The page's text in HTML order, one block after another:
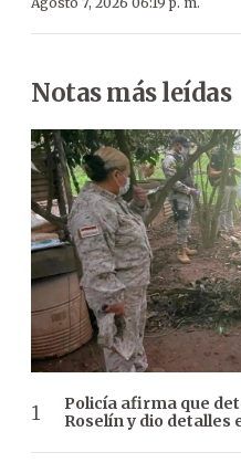
Notas más leídas
Policía afirma que
Roselín y dio detalles